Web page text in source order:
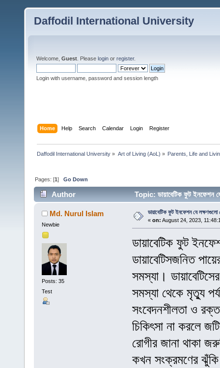
Daffodil International University
Welcome, Guest . Please login or register.
Login with username, password and session length
Home Help Search Calendar Login Register
Daffodil International University » Art of Living (AoL) » Parents, Life and
Pages: [1]Go Down
Author Topic: ডায়াবেটিক ফুট
Md. Nurul Islam
Newbie
Posts: 35
Test
ডায়াবেটিক ফুট ইনফেশন যে লক্ষণগুলো
« on: August 24, 2023,
ডায়াবেটিক ফুট
ডায়াবেটিসজনিত
সমস্যা।
সমস্যা থেকে মৃত্যু
সংবেদনশীলতা ও
চিকিৎসা না করলে
রোগীর জানা থাকা
কখন সংক্রমণের ঝুঁকি